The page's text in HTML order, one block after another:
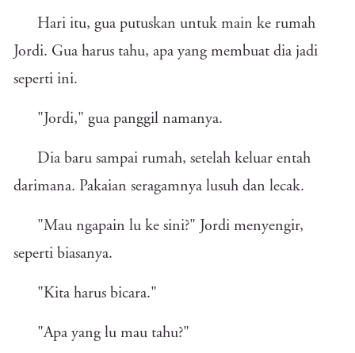
Hari itu, gua putuskan untuk main ke rumah
Jordi. Gua harus tahu, apa yang membuat dia jadi
seperti ini.
"Jordi," gua panggil namanya.
Dia baru sampai rumah, setelah keluar entah
darimana. Pakaian seragamnya lusuh dan lecak.
"Mau ngapain lu ke sini?" Jordi menyengir,
seperti biasanya.
"Kita harus bicara."
"Apa yang lu mau tahu?"